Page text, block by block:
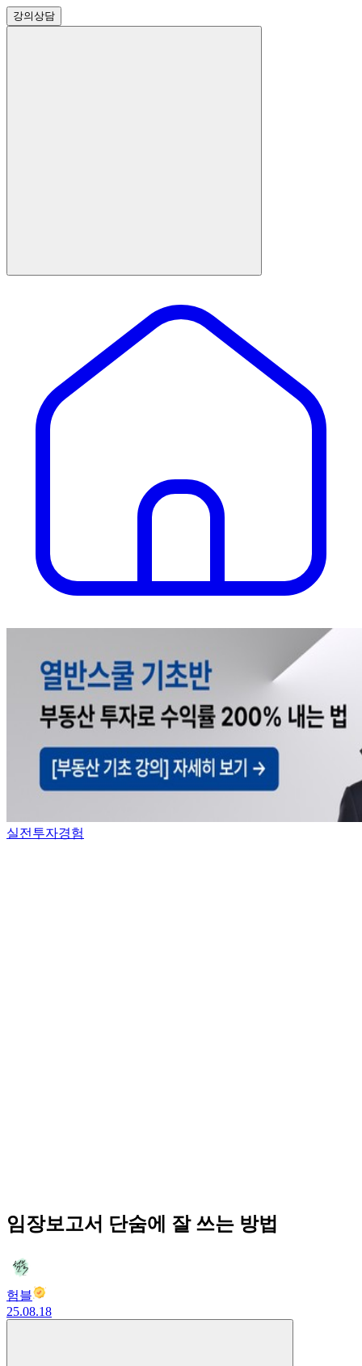
강의상담
실전투자경험
임장보고서 단숨에 잘 쓰는 방법
험블
25.08.18